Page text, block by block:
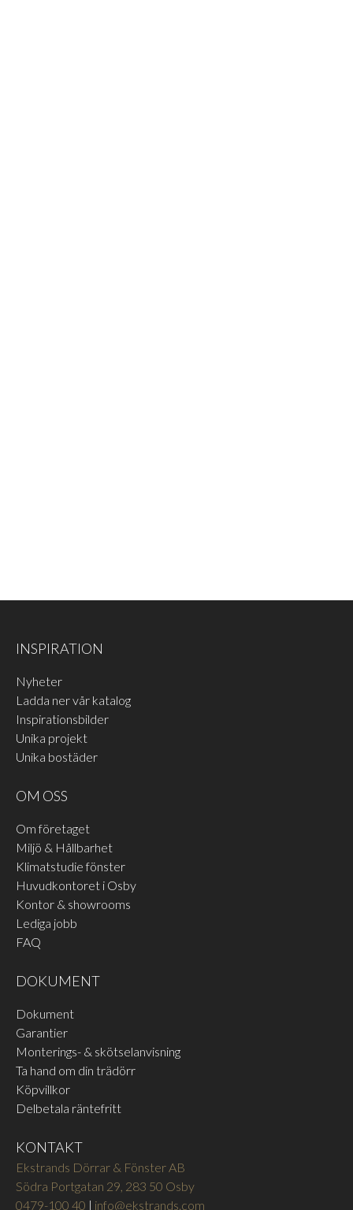
INSPIRATION
Nyheter
Ladda ner vår katalog
Inspirationsbilder
Unika projekt
Unika bostäder
OM OSS
Om företaget
Miljö & Hållbarhet
Klimatstudie fönster
Huvudkontoret i Osby
Kontor & showrooms
Lediga jobb
FAQ
DOKUMENT
Dokument
Garantier
Monterings- & skötselanvisning
Ta hand om din trädörr
Köpvillkor
Delbetala räntefritt
KONTAKT
Ekstrands Dörrar & Fönster AB
Södra Portgatan 29, 283 50 Osby
0479-100 40 | info@ekstrands.com